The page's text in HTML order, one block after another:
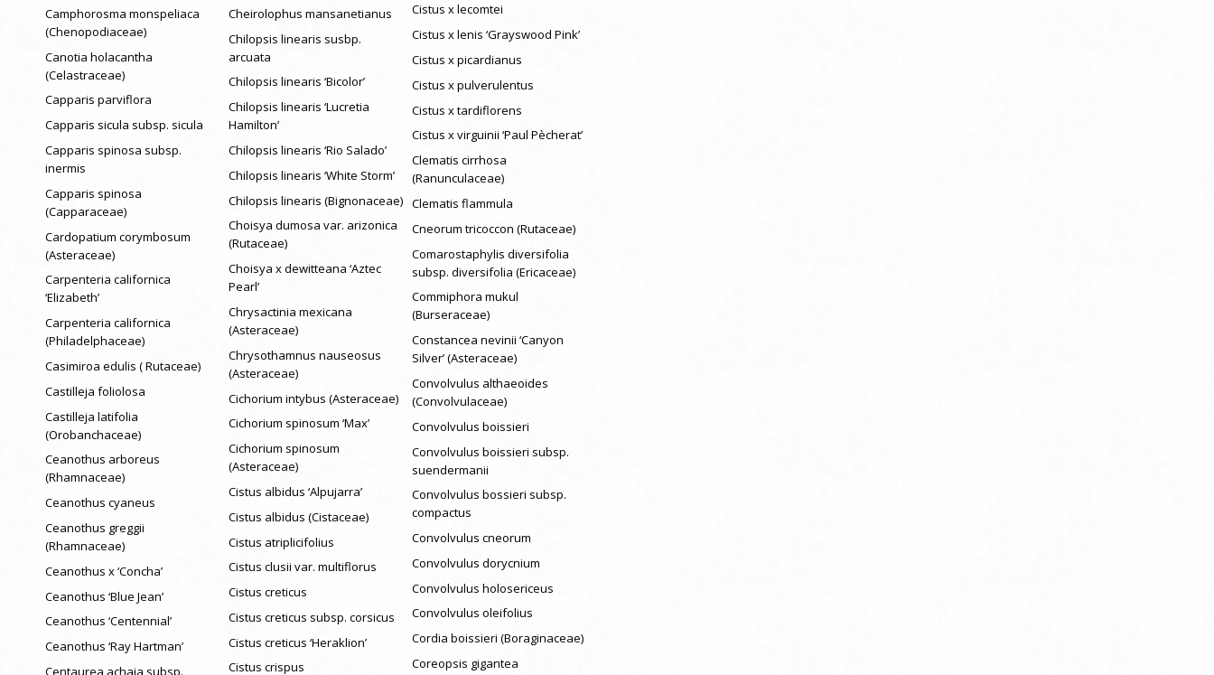
Camphorosma monspeliaca
(Chenopodiaceae)
Canotia holacantha
(Celastraceae)
Capparis parviflora
Capparis sicula subsp. sicula
Capparis spinosa subsp.
inermis
Capparis spinosa
(Capparaceae)
Cardopatium corymbosum
(Asteraceae)
Carpenteria californica
‘Elizabeth’
Carpenteria californica
(Philadelphaceae)
Casimiroa edulis ( Rutaceae)
Castilleja foliolosa
Castilleja latifolia
(Orobanchaceae)
Ceanothus arboreus
(Rhamnaceae)
Ceanothus cyaneus
Ceanothus greggii
(Rhamnaceae)
Ceanothus x ‘Concha’
Ceanothus ‘Blue Jean’
Ceanothus ‘Centennial’
Ceanothus ‘Ray Hartman’
Centaurea achaia subsp.
Cheirolophus mansanetianus
Chilopsis linearis susbp.
arcuata
Chilopsis linearis ‘Bicolor’
Chilopsis linearis ‘Lucretia
Hamilton’
Chilopsis linearis ‘Rio Salado’
Chilopsis linearis ‘White Storm’
Chilopsis linearis (Bignonaceae)
Choisya dumosa var. arizonica
(Rutaceae)
Choisya x dewitteana ‘Aztec
Pearl’
Chrysactinia mexicana
(Asteraceae)
Chrysothamnus nauseosus
(Asteraceae)
Cichorium intybus (Asteraceae)
Cichorium spinosum ‘Max’
Cichorium spinosum
(Asteraceae)
Cistus albidus ‘Alpujarra’
Cistus albidus (Cistaceae)
Cistus atriplicifolius
Cistus clusii var. multiflorus
Cistus creticus
Cistus creticus subsp. corsicus
Cistus creticus ‘Heraklion’
Cistus crispus
Cistus x lecomtei
Cistus x lenis ‘Grayswood Pink’
Cistus x picardianus
Cistus x pulverulentus
Cistus x tardiflorens
Cistus x virguinii ‘Paul Pècherat’
Clematis cirrhosa
(Ranunculaceae)
Clematis flammula
Cneorum tricoccon (Rutaceae)
Comarostaphylis diversifolia
subsp. diversifolia (Ericaceae)
Commiphora mukul
(Burseraceae)
Constancea nevinii ‘Canyon
Silver’ (Asteraceae)
Convolvulus althaeoides
(Convolvulaceae)
Convolvulus boissieri
Convolvulus boissieri subsp.
suendermanii
Convolvulus bossieri subsp.
compactus
Convolvulus cneorum
Convolvulus dorycnium
Convolvulus holosericeus
Convolvulus oleifolius
Cordia boissieri (Boraginaceae)
Coreopsis gigantea